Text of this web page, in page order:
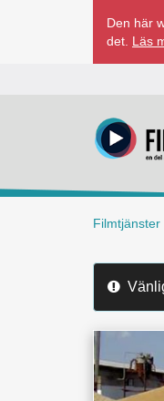
Den här
det. Läs
Filmtjänster